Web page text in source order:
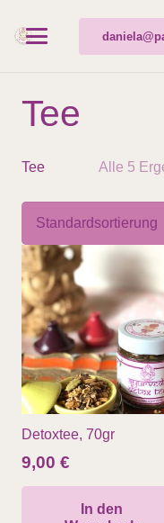
Tee
Tee Alle 5
Detoxtee, 70gr
9,00 €
In den